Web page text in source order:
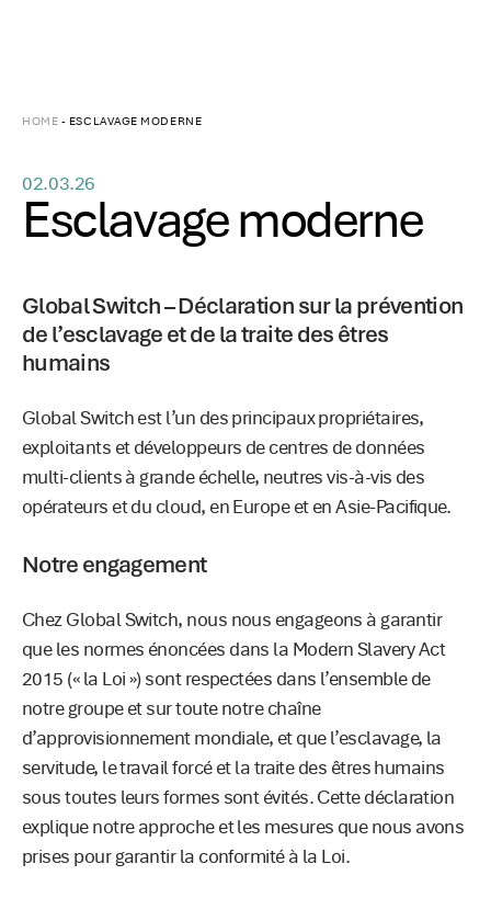
HOME - ESCLAVAGE MODERNE
02.03.26
Esclavage moderne
Global Switch – Déclaration sur la prévention
de l’esclavage et de la traite des êtres
humains
Global Switch est l’un des principaux propriétaires,
exploitants et développeurs de centres de données
multi-clients à grande échelle, neutres vis-à-vis des
opérateurs et du cloud, en Europe et en Asie-Pacifique.
Notre engagement
Chez Global Switch, nous nous engageons à garantir
que les normes énoncées dans la Modern Slavery Act
2015 (« la Loi ») sont respectées dans l’ensemble de
notre groupe et sur toute notre chaîne
d’approvisionnement mondiale, et que l’esclavage, la
servitude, le travail forcé et la traite des êtres humains
sous toutes leurs formes sont évités. Cette déclaration
explique notre approche et les mesures que nous avons
prises pour garantir la conformité à la Loi.